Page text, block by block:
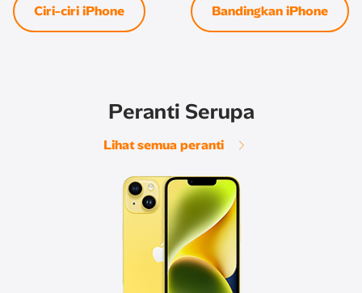
Ciri-ciri iPhone Bandingkan iPhone
Peranti Serupa
Lihat semua peranti